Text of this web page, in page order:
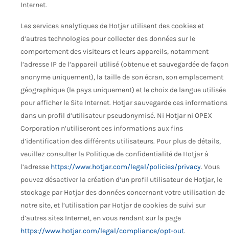
Internet.
Les services analytiques de Hotjar utilisent des cookies et
d’autres technologies pour collecter des données sur le
comportement des visiteurs et leurs appareils, notamment
l’adresse IP de l’appareil utilisé (obtenue et sauvegardée de façon
anonyme uniquement), la taille de son écran, son emplacement
géographique (le pays uniquement) et le choix de langue utilisée
pour afficher le Site Internet. Hotjar sauvegarde ces informations
dans un profil d’utilisateur pseudonymisé. Ni Hotjar ni OPEX
Corporation n’utiliseront ces informations aux fins
d’identification des différents utilisateurs. Pour plus de détails,
veuillez consulter la Politique de confidentialité de Hotjar à
l’adresse https://www.hotjar.com/legal/policies/privacy. Vous
pouvez désactiver la création d’un profil utilisateur de Hotjar, le
stockage par Hotjar des données concernant votre utilisation de
notre site, et l’utilisation par Hotjar de cookies de suivi sur
d’autres sites Internet, en vous rendant sur la page
https://www.hotjar.com/legal/compliance/opt-out.